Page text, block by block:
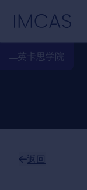
IMCAS
英卡思学院
返回